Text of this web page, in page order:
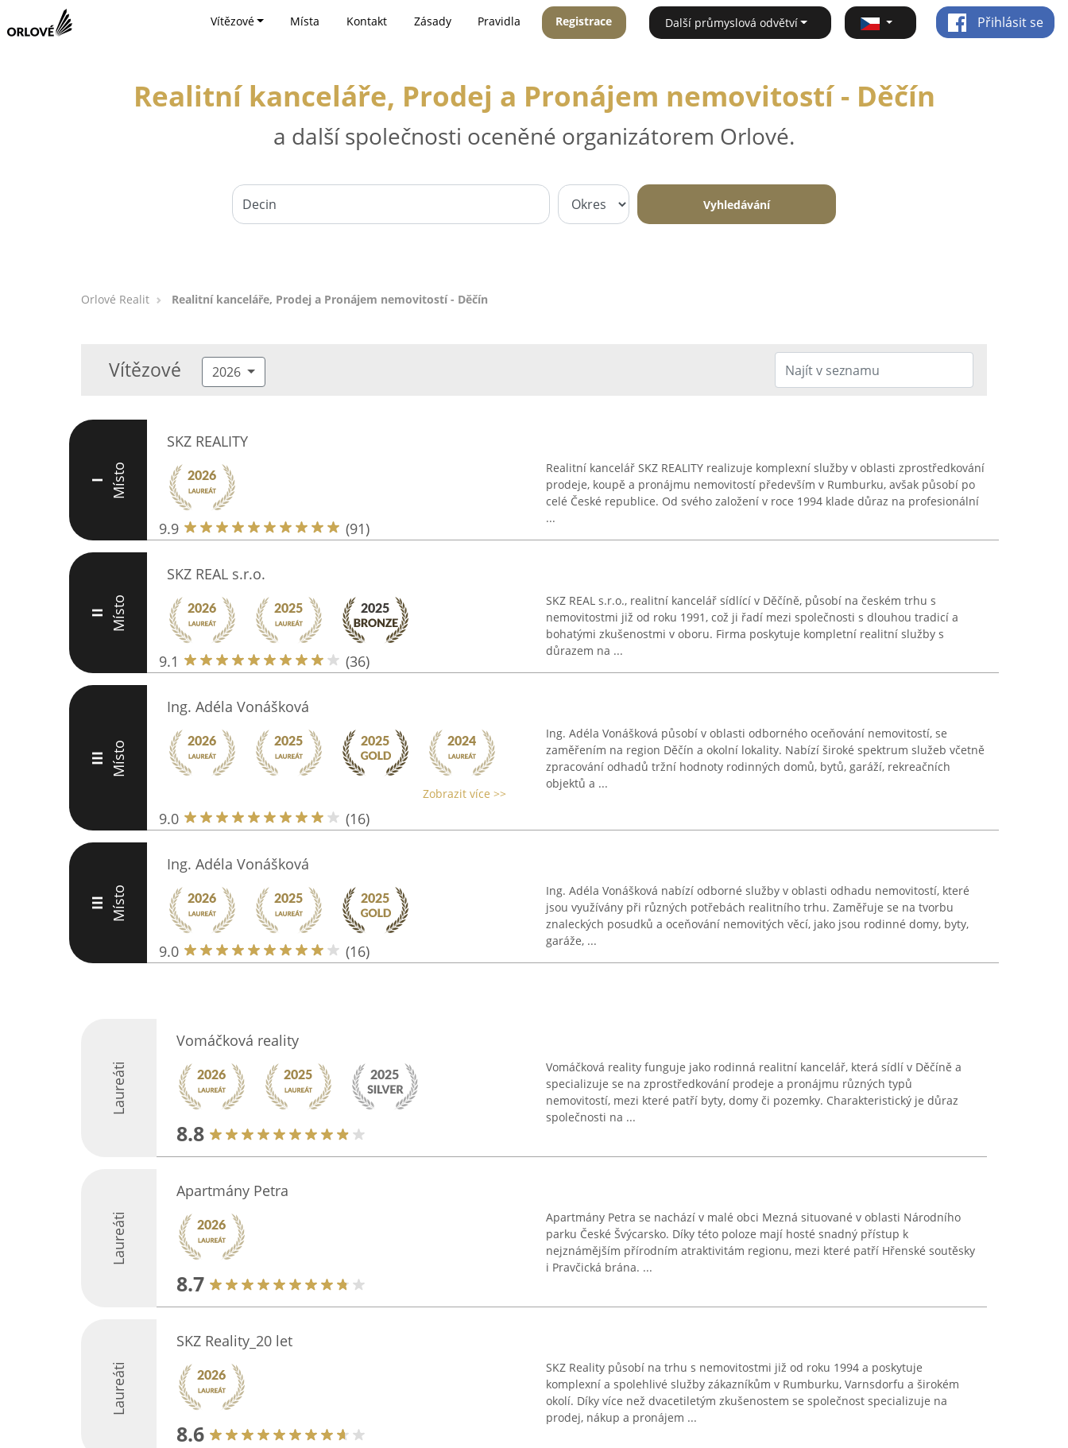
Vítězové Místa Kontakt Zásady Pravidla Registrace Další průmyslová odvětví Přihlásit se
Realitní kanceláře, Prodej a Pronájem nemovitostí - Děčín
a další společnosti oceněné organizátorem Orlové.
Vyhledávání
Orlové Realit Realitní kanceláře, Prodej a Pronájem nemovitostí - Děčín
Vítězové 2026
I Místo
SKZ REALITY
9.9 (91)
Realitní kancelář SKZ REALITY realizuje komplexní služby v oblasti zprostředkování
prodeje, koupě a pronájmu nemovitostí především v Rumburku, avšak působí po
celé České republice. Od svého založení v roce 1994 klade důraz na profesionální
...
II Místo
SKZ REAL s.r.o.
9.1 (36)
SKZ REAL s.r.o., realitní kancelář sídlící v Děčíně, působí na českém trhu s
nemovitostmi již od roku 1991, což ji řadí mezi společnosti s dlouhou tradicí a
bohatými zkušenostmi v oboru. Firma poskytuje kompletní realitní služby s
důrazem na ...
III Místo
Ing. Adéla Vonášková
Zobrazit více >>
9.0 (16)
Ing. Adéla Vonášková působí v oblasti odborného oceňování nemovitostí, se
zaměřením na region Děčín a okolní lokality. Nabízí široké spektrum služeb včetně
zpracování odhadů tržní hodnoty rodinných domů, bytů, garáží, rekreačních
objektů a ...
III Místo
Ing. Adéla Vonášková
9.0 (16)
Ing. Adéla Vonášková nabízí odborné služby v oblasti odhadu nemovitostí, které
jsou využívány při různých potřebách realitního trhu. Zaměřuje se na tvorbu
znaleckých posudků a oceňování nemovitých věcí, jako jsou rodinné domy, byty,
garáže, ...
Laureáti
Vomáčková reality
8.8
Vomáčková reality funguje jako rodinná realitní kancelář, která sídlí v Děčíně a
specializuje se na zprostředkování prodeje a pronájmu různých typů
nemovitostí, mezi které patří byty, domy či pozemky. Charakteristický je důraz
společnosti na ...
Laureáti
Apartmány Petra
8.7
Apartmány Petra se nachází v malé obci Mezná situované v oblasti Národního
parku České Švýcarsko. Díky této poloze mají hosté snadný přístup k
nejznámějším přírodním atraktivitám regionu, mezi které patří Hřenské soutěsky
i Pravčická brána. ...
Laureáti
SKZ Reality_20 let
8.6
SKZ Reality působí na trhu s nemovitostmi již od roku 1994 a poskytuje
komplexní a spolehlivé služby zákazníkům v Rumburku, Varnsdorfu a širokém
okolí. Díky více než dvacetiletým zkušenostem se společnost specializuje na
prodej, nákup a pronájem ...